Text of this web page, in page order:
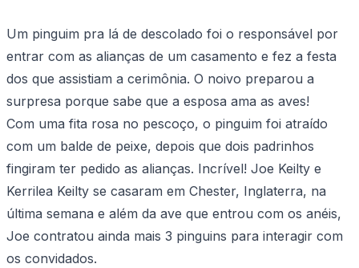
Um pinguim pra lá de descolado foi o responsável por
entrar com as alianças de um casamento e fez a festa
dos que assistiam a cerimônia. O noivo preparou a
surpresa porque sabe que a esposa ama as aves!
Com uma fita rosa no pescoço, o pinguim foi atraído
com um balde de peixe, depois que dois padrinhos
fingiram ter pedido as alianças. Incrível! Joe Keilty e
Kerrilea Keilty se casaram em Chester, Inglaterra, na
última semana e além da ave que entrou com os anéis,
Joe contratou ainda mais 3 pinguins para interagir com
os convidados.